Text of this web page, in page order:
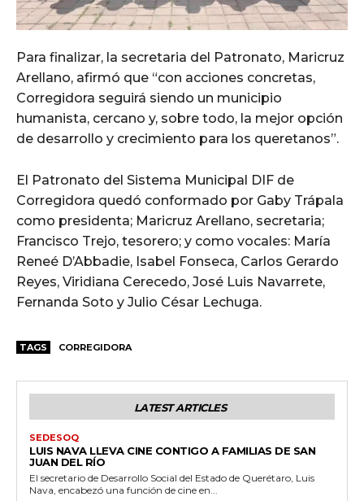
Para finalizar, la secretaria del Patronato, Maricruz
Arellano, afirmó que “con acciones concretas,
Corregidora seguirá siendo un municipio
humanista, cercano y, sobre todo, la mejor opción
de desarrollo y crecimiento para los queretanos”.
El Patronato del Sistema Municipal DIF de
Corregidora quedó conformado por Gaby Trápala
como presidenta; Maricruz Arellano, secretaria;
Francisco Trejo, tesorero; y como vocales: María
Reneé D’Abbadie, Isabel Fonseca, Carlos Gerardo
Reyes, Viridiana Cerecedo, José Luis Navarrete,
Fernanda Soto y Julio César Lechuga.
TAGS CORREGIDORA
LATEST ARTICLES
SEDESOQ
LUIS NAVA LLEVA CINE CONTIGO A FAMILIAS DE SAN
JUAN DEL RÍO
El secretario de Desarrollo Social del Estado de Querétaro, Luis
Nava, encabezó una función de cine en...